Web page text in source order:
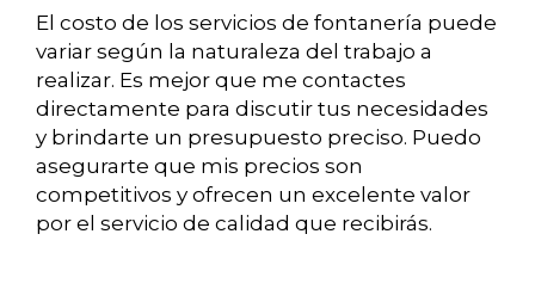
El costo de los servicios de fontanería puede
variar según la naturaleza del trabajo a
realizar. Es mejor que me contactes
directamente para discutir tus necesidades
y brindarte un presupuesto preciso. Puedo
asegurarte que mis precios son
competitivos y ofrecen un excelente valor
por el servicio de calidad que recibirás.